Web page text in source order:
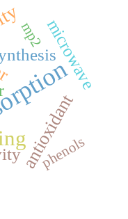
antioxidant
microwave
mp2
phenols